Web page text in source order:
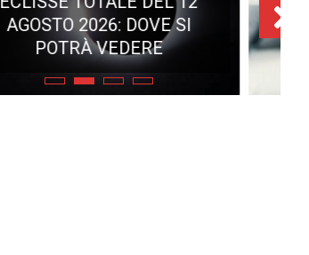
AGOSTO 2026: DOVE SI
POTRÀ VEDERE